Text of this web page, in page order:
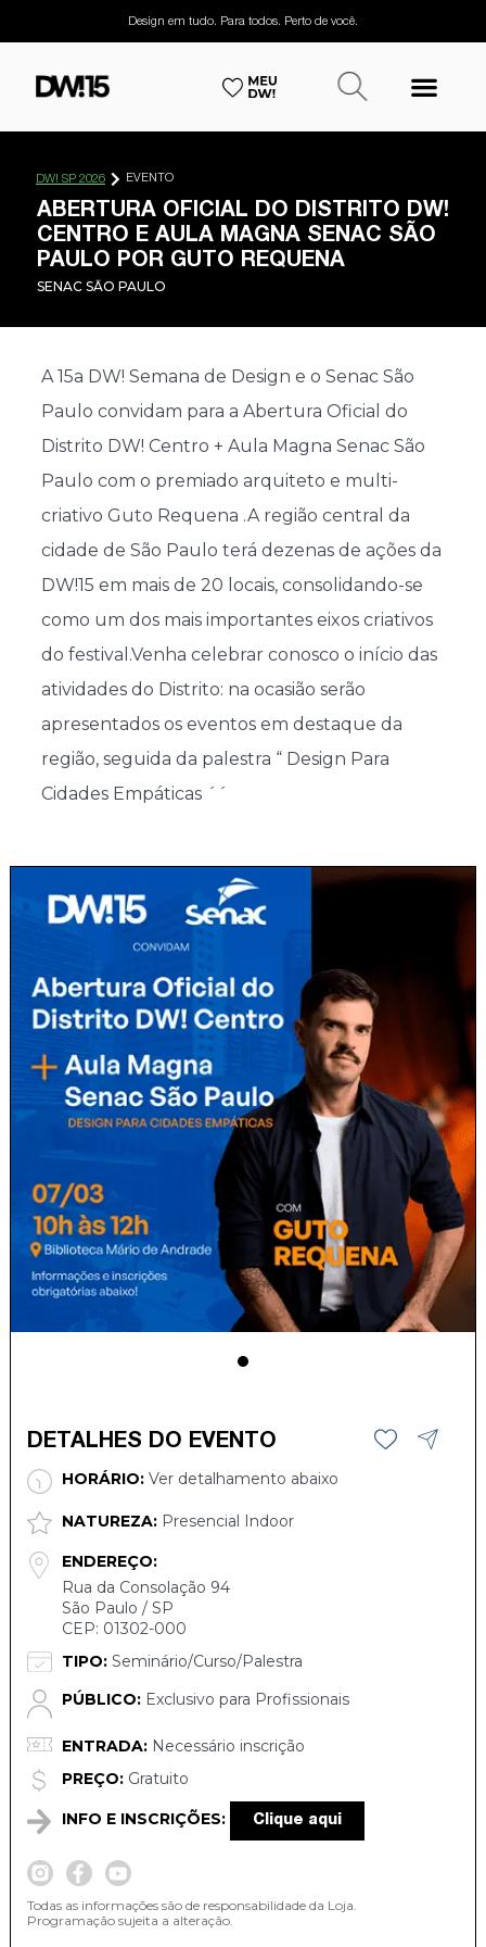
Design em tudo. Para todos. Perto de você.
DW! SP 2026 EVENTO
ABERTURA OFICIAL DO DISTRITO DW!
CENTRO E AULA MAGNA SENAC SÃO
PAULO POR GUTO REQUENA
SENAC SĀO PAULO
A 15a DW! Semana de Design e o Senac São
Paulo convidam para a Abertura Oficial do
Distrito DW! Centro + Aula Magna Senac São
Paulo com o premiado arquiteto e multi-
criativo Guto Requena . ​A região central da
cidade de São Paulo terá dezenas de ações da
DW!15 em mais de 20 locais, consolidando-se
como um dos mais importantes eixos criativos
do festival. ​Venha celebrar conosco o início das
atividades do Distrito: na ocasião serão
apresentados os eventos em destaque da
região, seguida da palestra “ Design Para
Cidades Empáticas ´´
DETALHES DO EVENTO
HORÁRIO:Ver detalhamento abaixo
NATUREZA:Presencial Indoor
ENDEREÇO:
Rua da Consolação 94
São Paulo / SP
CEP: 01302-000
TIPO:Seminário/Curso/Palestra
PÚBLICO:Exclusivo para Profissionais
ENTRADA:Necessário inscrição
PREÇO:Gratuito
INFO E INSCRIÇÕES: Clique aqui
Todas as informações são de responsabilidade da Loja.
Programação sujeita a alteração.